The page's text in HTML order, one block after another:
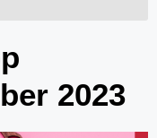
2023